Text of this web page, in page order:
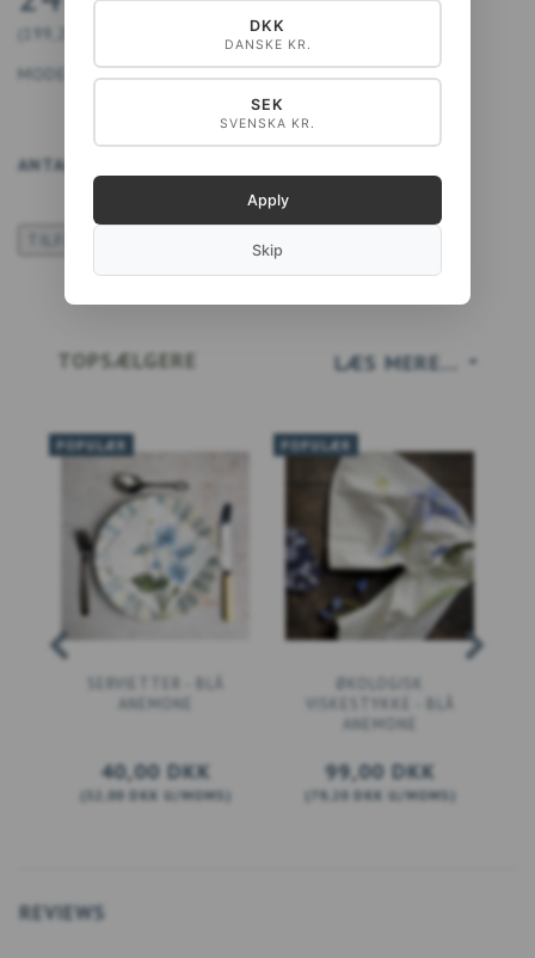
MODEL/VARENR.: 5711612034837
ANTAL
LÆS MERE...
TOPSÆLGERE
POPULÆR
ANEMONE
40,00 DKK
32,00 DKK U/MOMS
POPULÆR
ØKOLOGISK
VISKESTYKKE - BLÅ
ANEMONE
99,00 DKK
79,20 DKK U/MOMS
REVIEWS
DKK
DANSKE KR.
SEK
SVENSKA KR.
Apply
Skip